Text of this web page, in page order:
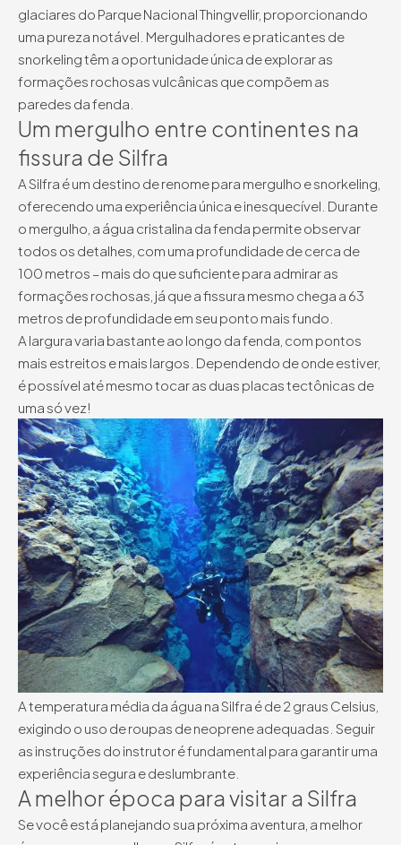
glaciares do Parque Nacional Thingvellir, proporcionando
uma pureza notável. Mergulhadores e praticantes de
snorkeling têm a oportunidade única de explorar as
formações rochosas vulcânicas que compõem as
paredes da fenda.
Um mergulho entre continentes na
fissura de Silfra
A Silfra é um destino de renome para mergulho e snorkeling,
oferecendo uma experiência única e inesquecível. Durante
o mergulho, a água cristalina da fenda permite observar
todos os detalhes, com uma profundidade de cerca de
100 metros – mais do que suficiente para admirar as
formações rochosas, já que a fissura mesmo chega a 63
metros de profundidade em seu ponto mais fundo.
A largura varia bastante ao longo da fenda, com pontos
mais estreitos e mais largos. Dependendo de onde estiver,
é possível até mesmo tocar as duas placas tectônicas de
uma só vez!
A temperatura média da água na Silfra é de 2 graus Celsius,
exigindo o uso de roupas de neoprene adequadas. Seguir
as instruções do instrutor é fundamental para garantir uma
experiência segura e deslumbrante.
A melhor época para visitar a Silfra
Se você está planejando sua próxima aventura, a melhor